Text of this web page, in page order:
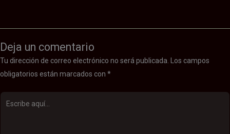
Deja un comentario
Tu dirección de correo electrónico no será publicada.
Los campos
obligatorios están marcados con *